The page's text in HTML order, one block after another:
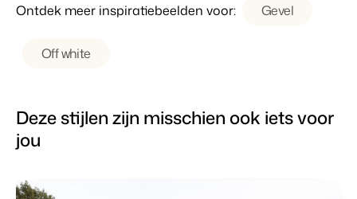
Ontdek meer inspiratiebeelden voor: Gevel
Off white
Deze stijlen zijn misschien ook iets voor
jou